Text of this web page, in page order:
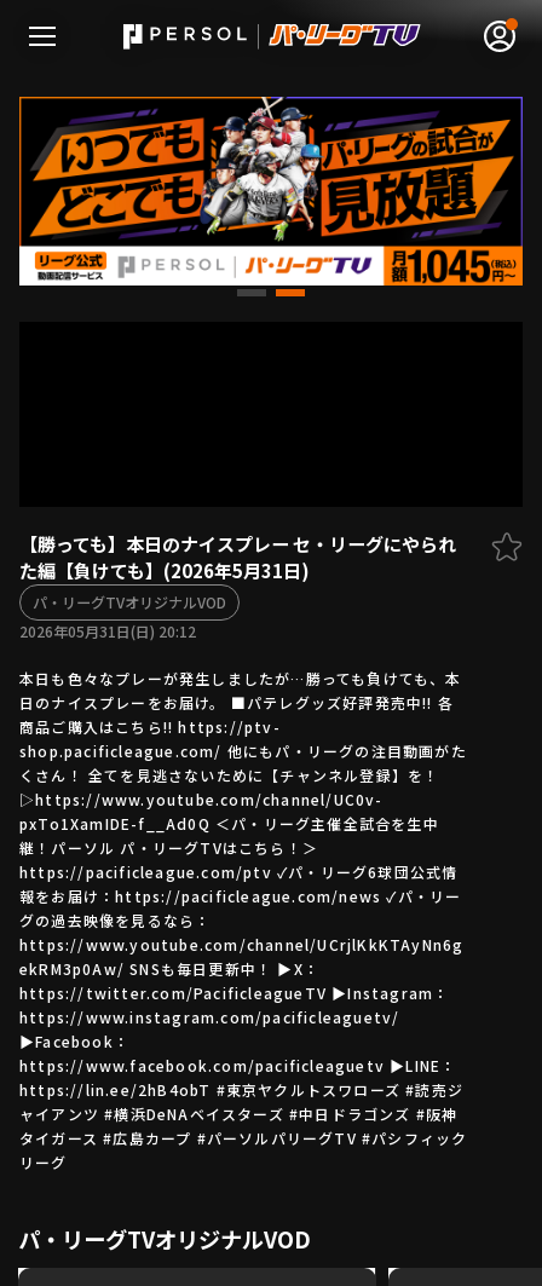
無料アカウント登録 ログイン
HOME
ファーム東地区
ファーム中地区
ファーム西地区
交流戦
選手名鑑
選手名鑑トップ
北海道日本ハムファイターズ
東北楽天ゴールデンイーグルス
埼玉西武ライオンズ
千葉ロッテマリーンズ
オリックス・バファローズ
福岡ソフトバンクホークス
ニュース
設定
利用規約
アルバイト募集 （別ウィンドウで開く
【勝っても】本日のナイスプレー セ・リーグにやられ
た編【負けても】(2026年5月31日)
パ・リーグTVオリジナルVOD
2026年05月31日(日) 20:12
本日も色々なプレーが発生しましたが…勝っても負けても、本
日のナイスプレーをお届け。 ■パテレグッズ好評発売中!! 各
商品ご購入はこちら!! https://ptv-
shop.pacificleague.com/ 他にもパ・リーグの注目動画がた
くさん！ 全てを見逃さないために【チャンネル登録】を！
▷https://www.youtube.com/channel/UC0v-
pxTo1XamIDE-f__Ad0Q ＜パ・リーグ主催全試合を生中
継！パーソル パ・リーグTVはこちら！＞
https://pacificleague.com/ptv ✓パ・リーグ6球団公式情
報をお届け：https://pacificleague.com/news ✓パ・リー
グの過去映像を見るなら：
https://www.youtube.com/channel/UCrjlKkKTAyNn6g
ekRM3p0Aw/ SNSも毎日更新中！ ▶X：
https://twitter.com/PacificleagueTV ▶Instagram：
https://www.instagram.com/pacificleaguetv/
▶Facebook：
https://www.facebook.com/pacificleaguetv ▶LINE：
https://lin.ee/2hB4obT #東京ヤクルトスワローズ #読売ジ
ャイアンツ #横浜DeNAベイスターズ #中日ドラゴンズ #阪神
タイガース #広島カープ #パーソルパリーグTV #パシフィック
リーグ
パ・リーグTVオリジナルVOD